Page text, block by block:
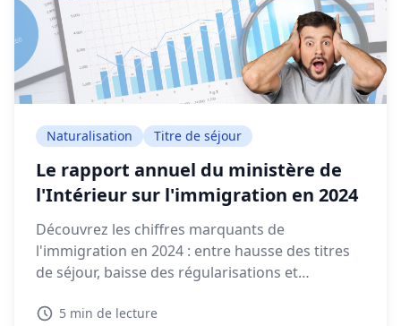
Naturalisation Titre de séjour
Le rapport annuel du ministère de
l'Intérieur sur l'immigration en 2024
Découvrez les chiffres marquants de
l'immigration en 2024 : entre hausse des titres
de séjour, baisse des régularisations et
migratoire soulève de vifs débats.
5 min de lecture